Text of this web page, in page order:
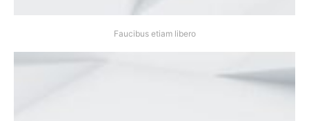
Faucibus etiam libero